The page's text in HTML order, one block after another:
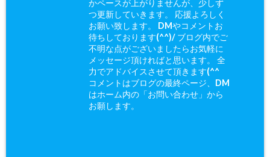
かペースが上がりませんが、少しず
つ更新していきます。 応援よろしく
お願い致します。 DMやコメントお
待ちしております(^^)/ ブログ内でご
不明な点がございましたらお気軽に
メッセージ頂ければと思います。 全
力でアドバイスさせて頂きます(^^ゞ
コメントはブログの最終ページ、DM
はホーム内の「お問い合わせ」から
お願します。